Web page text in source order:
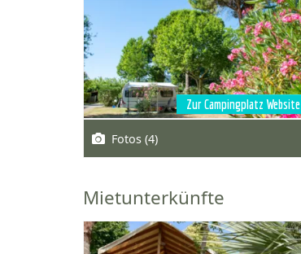
Zur Campingplatz Website
Fotos (4)
Mietunterkünfte